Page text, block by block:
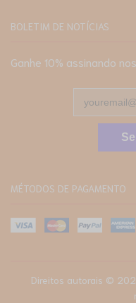
BOLETIM DE NOTÍCIAS
Ganhe 10% assinando
MÉTODOS DE PAGAMENTO
Direitos autorais ©